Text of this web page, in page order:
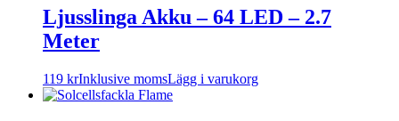
Ljusslinga Akku – 64 LED – 2.7
Meter
119 krInklusive momsLägg i varukorg